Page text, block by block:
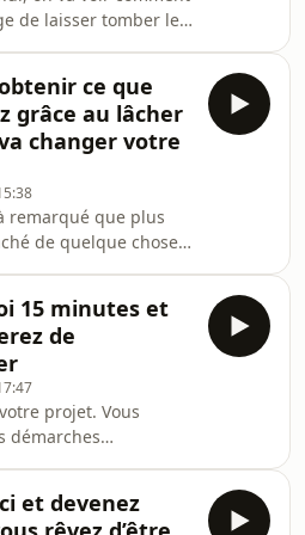
votre
👉
go?
de laisser tomber le
&quot;Création de
👉
webi-26-06?
change, changez à
ici pour voir
votre
👉
ce que
grâce au lâcher
changer votre
remarqué que plus
de quelque chose,
chose, plus vous
que cette chose
pas que le
changez à l’intérieur,
voir comment
transformation 👉
go?
15 minutes et
de
projet. Vous
démarches
savez
vous devriez faire.
et devenez